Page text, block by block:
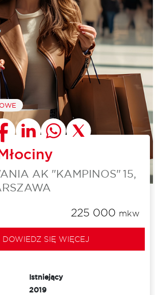
AK "KAMPINOS" 15,
225 000 mkw
DOWIEDZ SIĘ WIĘCEJ
Istniejący
2019